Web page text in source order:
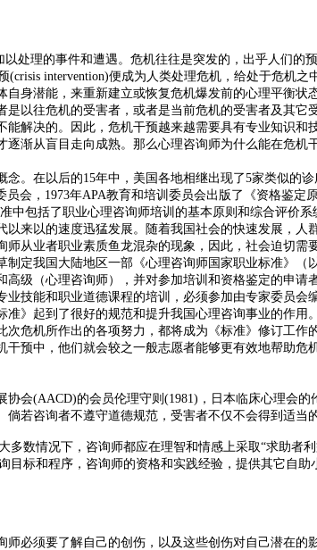
处理的事件和遭遇。危机往往是突发的，出乎人们
(crisis intervention)便成为人类处理危机，给处于危机
身潜能，来重新建立或恢复危机爆发前的心理平衡
以往危机的受害者，或者是当前危机的受害者及其
解决的。因此，危机干预越来越需要具有专业知识
渐从盲目走向成熟。那么心理咨询师为什么能在危
。在以后的15年中，美国各地相继出现了5家类似的
会，1973年APA教育和培训委员会出版了《资格鉴
中包括了职业心理咨询师培训的基本原则和综合评价
来以的速度迅猛发展。随着我国社会的快速发展，
从业者职业素质鱼龙混杂的现象，因此，社会迫切需
定我国大陆地区一部《心理咨询师国家职业标准》
级（心理咨询师），并对参加培训和资格鉴定的申
技能和职业道德课程的培训，必须参加由专家委员
》起到了很好的规范和提升我国心理咨询事业的作
危机所作出的各项努力，都将成为《标准》修订工作
预中，他们就会较之一般志愿者能够更有效地帮助
会(AACD)的会员伦理守则(1981)，日本临床心理会
若咨询者不遵守道德规范，受害者不仅不会得到适当
数情况下，咨询师都应在理智和情感上采取“求助
标和程序，咨询师的资格和实践经验，提供其它自助
必须要了解自己的创伤，以及这些创伤对自己潜在